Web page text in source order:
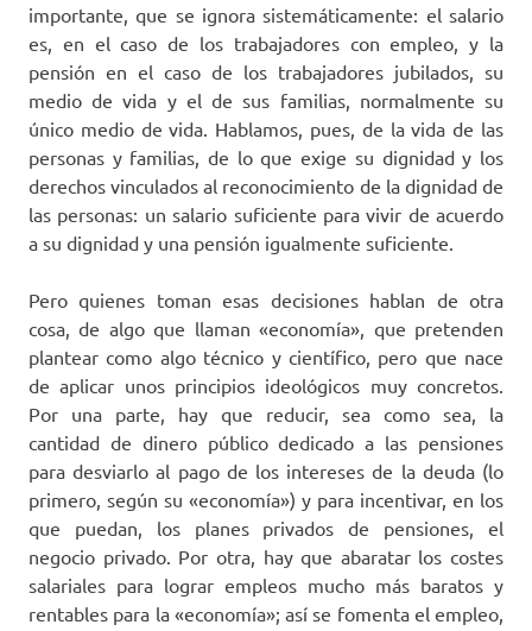
importante, que se ignora sistemáticamente: el salario
es, en el caso de los trabajadores con empleo, y la
pensión en el caso de los trabajadores jubilados, su
medio de vida y el de sus familias, normalmente su
único medio de vida. Hablamos, pues, de la vida de las
personas y familias, de lo que exige su dignidad y los
derechos vinculados al reconocimiento de la dignidad de
las personas: un salario suficiente para vivir de acuerdo
a su dignidad y una pensión igualmente suficiente.
Pero quienes toman esas decisiones hablan de otra
cosa, de algo que llaman «economía», que pretenden
plantear como algo técnico y científico, pero que nace
de aplicar unos principios ideológicos muy concretos.
Por una parte, hay que reducir, sea como sea, la
cantidad de dinero público dedicado a las pensiones
para desviarlo al pago de los intereses de la deuda (lo
primero, según su «economía») y para incentivar, en los
que puedan, los planes privados de pensiones, el
negocio privado. Por otra, hay que abaratar los costes
salariales para lograr empleos mucho más baratos y
rentables para la «economía»; así se fomenta el empleo,